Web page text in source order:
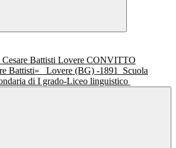
CONVITTO
Battisti»
Lovere (BG) -1891
Scuola
di I grado-Liceo linguistico